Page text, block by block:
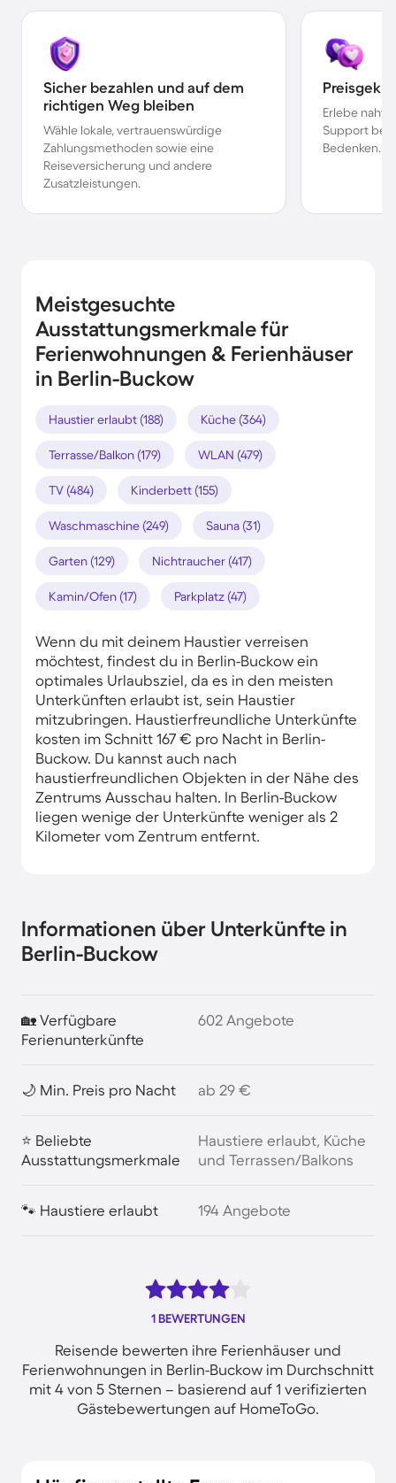
Sicher bezahlen und auf dem
richtigen Weg bleiben
Wähle lokale, vertrauenswürdige
Zahlungsmethoden sowie eine
Reiseversicherung und andere
Zusatzleistungen.
Erlebe
Support bei
Bedenken.
Meistgesuchte
Ausstattungsmerkmale für
Ferienwohnungen & Ferienhäuser
in Berlin-Buckow
Haustier erlaubt (188) Küche (364)
Terrasse/Balkon (179) WLAN (479)
TV (484) Kinderbett (155)
Waschmaschine (249) Sauna (31)
Garten (129) Nichtraucher (417)
Kamin/Ofen (17) Parkplatz (47)
Wenn du mit deinem Haustier verreisen
möchtest, findest du in Berlin-Buckow ein
optimales Urlaubsziel, da es in den meisten
Unterkünften erlaubt ist, sein Haustier
mitzubringen. Haustierfreundliche Unterkünfte
kosten im Schnitt 167 € pro Nacht in Berlin-
Buckow. Du kannst auch nach
haustierfreundlichen Objekten in der Nähe des
Zentrums Ausschau halten. In Berlin-Buckow
liegen wenige der Unterkünfte weniger als 2
Kilometer vom Zentrum entfernt.
Informationen über Unterkünfte in
Berlin-Buckow
🏡 Verfügbare
Ferienunterkünfte
602 Angebote
🌙 Min. Preis pro Nacht ab 29 €
⭐ Beliebte
Ausstattungsmerkmale
Haustiere erlaubt, Küche
und Terrassen/Balkons
🐾 Haustiere erlaubt 194 Angebote
1 BEWERTUNGEN
Reisende bewerten ihre Ferienhäuser und
Ferienwohnungen in Berlin-Buckow im Durchschnitt
mit 4 von 5 Sternen – basierend auf 1 verifizierten
Gästebewertungen auf HomeToGo.